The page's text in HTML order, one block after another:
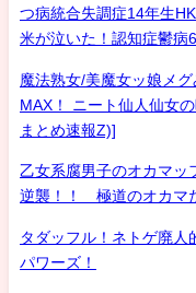
つ病統合失調症14年生
米が泣いた！認知症鬱病
魔法熟女/美魔女ッ娘メ
MAX！ ニート仙人仙女
まとめ速報Z)]
乙女系腐男子のオカマ
逆襲！！ 極道のオカマ
タダッフル！ネトゲ廃
パワーズ！